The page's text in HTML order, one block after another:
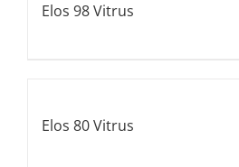
Elos 98 Vitrus
Elos 80 Vitrus